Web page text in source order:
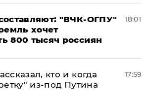
"ВЧК-ОГПУ"
хочет
800 тысяч россиян
18:01
кто и когда
из-под Путина
17:59